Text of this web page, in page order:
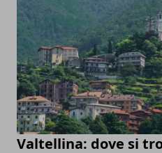
Valtellina: dove si